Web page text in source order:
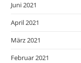
Juni 2021
April 2021
März 2021
Februar 2021